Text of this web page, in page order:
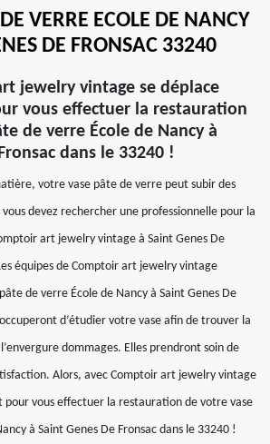
VERRE ECOLE DE NANCY
DE FRONSAC 33240
jewelry vintage se déplace
vous effectuer la restauration
de verre École de Nancy à
dans le 33240 !
votre vase pâte de verre peut subir des
vous devez rechercher une professionnelle pour la
art jewelry vintage à Saint Genes De
équipes de Comptoir art jewelry vintage
de verre École de Nancy à Saint Genes De
d’étudier votre vase afin de trouver la
dommages. Elles prendront soin de
Alors, avec Comptoir art jewelry vintage
vous effectuer la restauration de votre vase
à Saint Genes De Fronsac dans le 33240 !